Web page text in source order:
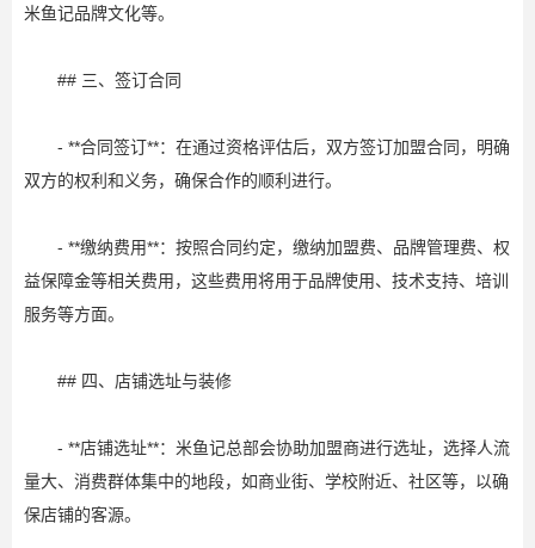
米鱼记品牌文化等。
## 三、签订合同
- **合同签订**：在通过资格评估后，双方签订加盟合同，明确
双方的权利和义务，确保合作的顺利进行。
- **缴纳费用**：按照合同约定，缴纳加盟费、品牌管理费、权
益保障金等相关费用，这些费用将用于品牌使用、技术支持、培训
服务等方面。
## 四、店铺选址与装修
- **店铺选址**：米鱼记总部会协助加盟商进行选址，选择人流
量大、消费群体集中的地段，如商业街、学校附近、社区等，以确
保店铺的客源。